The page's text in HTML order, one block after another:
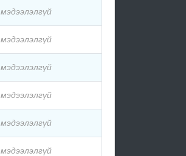
мэдээлэлгүй
мэдээлэлгүй
мэдээлэлгүй
мэдээлэлгүй
мэдээлэлгүй
мэдээлэлгүй